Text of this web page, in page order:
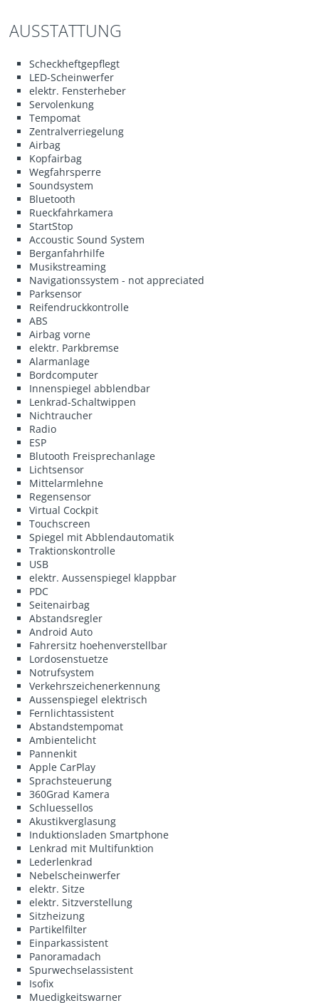
AUSSTATTUNG
Scheckheftgepflegt
LED-Scheinwerfer
elektr. Fensterheber
Servolenkung
Tempomat
Zentralverriegelung
Airbag
Kopfairbag
Wegfahrsperre
Soundsystem
Bluetooth
Rueckfahrkamera
StartStop
Accoustic Sound System
Berganfahrhilfe
Musikstreaming
Navigationssystem - not appreciated
Parksensor
Reifendruckkontrolle
ABS
Airbag vorne
elektr. Parkbremse
Alarmanlage
Bordcomputer
Innenspiegel abblendbar
Lenkrad-Schaltwippen
Nichtraucher
Radio
ESP
Blutooth Freisprechanlage
Lichtsensor
Mittelarmlehne
Regensensor
Virtual Cockpit
Touchscreen
Spiegel mit Abblendautomatik
Traktionskontrolle
USB
elektr. Aussenspiegel klappbar
PDC
Seitenairbag
Abstandsregler
Android Auto
Fahrersitz hoehenverstellbar
Lordosenstuetze
Notrufsystem
Verkehrszeichenerkennung
Aussenspiegel elektrisch
Fernlichtassistent
Abstandstempomat
Ambientelicht
Pannenkit
Apple CarPlay
Sprachsteuerung
360Grad Kamera
Schluessellos
Akustikverglasung
Induktionsladen Smartphone
Lenkrad mit Multifunktion
Lederlenkrad
Nebelscheinwerfer
elektr. Sitze
elektr. Sitzverstellung
Sitzheizung
Partikelfilter
Einparkassistent
Panoramadach
Spurwechselassistent
Isofix
Muedigkeitswarner